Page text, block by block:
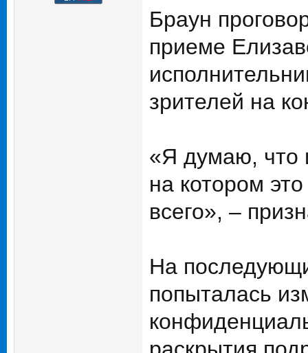
Браун
приеме
зрителей на
«Я думаю, что
на котором
всего», –
На
попыталась